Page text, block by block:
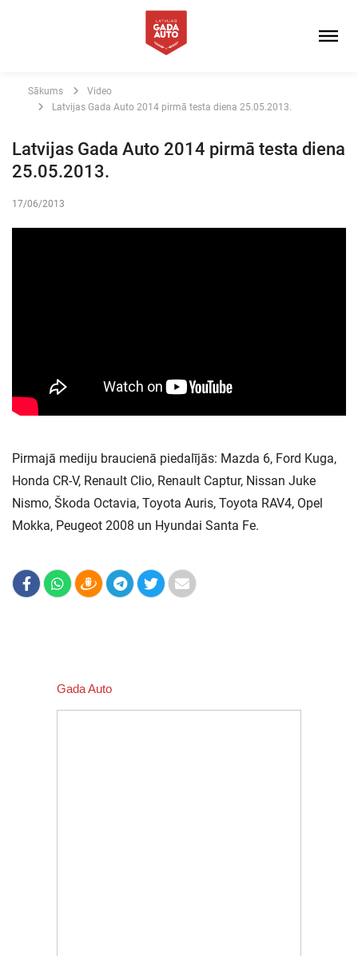
Sākums
Video
Latvijas Gada Auto 2014 pirmā testa diena 25.05.2013.
Latvijas Gada Auto 2014 pirmā testa diena
25.05.2013.
17/06/2013
Pirmajā mediju braucienā piedalījās: Mazda 6, Ford Kuga,
Honda CR-V, Renault Clio, Renault Captur, Nissan Juke
Nismo, Škoda Octavia, Toyota Auris, Toyota RAV4, Opel
Mokka, Peugeot 2008 un Hyundai Santa Fe.
Gada Auto